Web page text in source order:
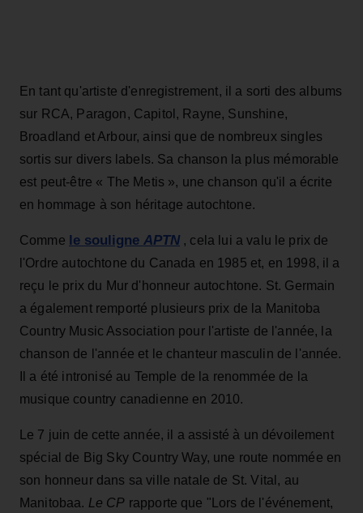
En tant qu'artiste d'enregistrement, il a sorti des albums
sur RCA, Paragon, Capitol, Rayne, Sunshine,
Broadland et Arbour, ainsi que de nombreux singles
sortis sur divers labels. Sa chanson la plus mémorable
est peut-être « The Metis », une chanson qu'il a écrite
en hommage à son héritage autochtone.
Comme le souligne APTN, cela lui a valu le prix de
l'Ordre autochtone du Canada en 1985 et, en 1998, il a
reçu le prix du Mur d'honneur autochtone. St. Germain
a également remporté plusieurs prix de la Manitoba
Country Music Association pour l'artiste de l'année, la
chanson de l'année et le chanteur masculin de l'année.
Il a été intronisé au Temple de la renommée de la
musique country canadienne en 2010.
Le 7 juin de cette année, il a assisté à un dévoilement
spécial de Big Sky Country Way, une route nommée en
son honneur dans sa ville natale de St. Vital, au
Manitobaa. Le CP rapporte que "Lors de l'événement,